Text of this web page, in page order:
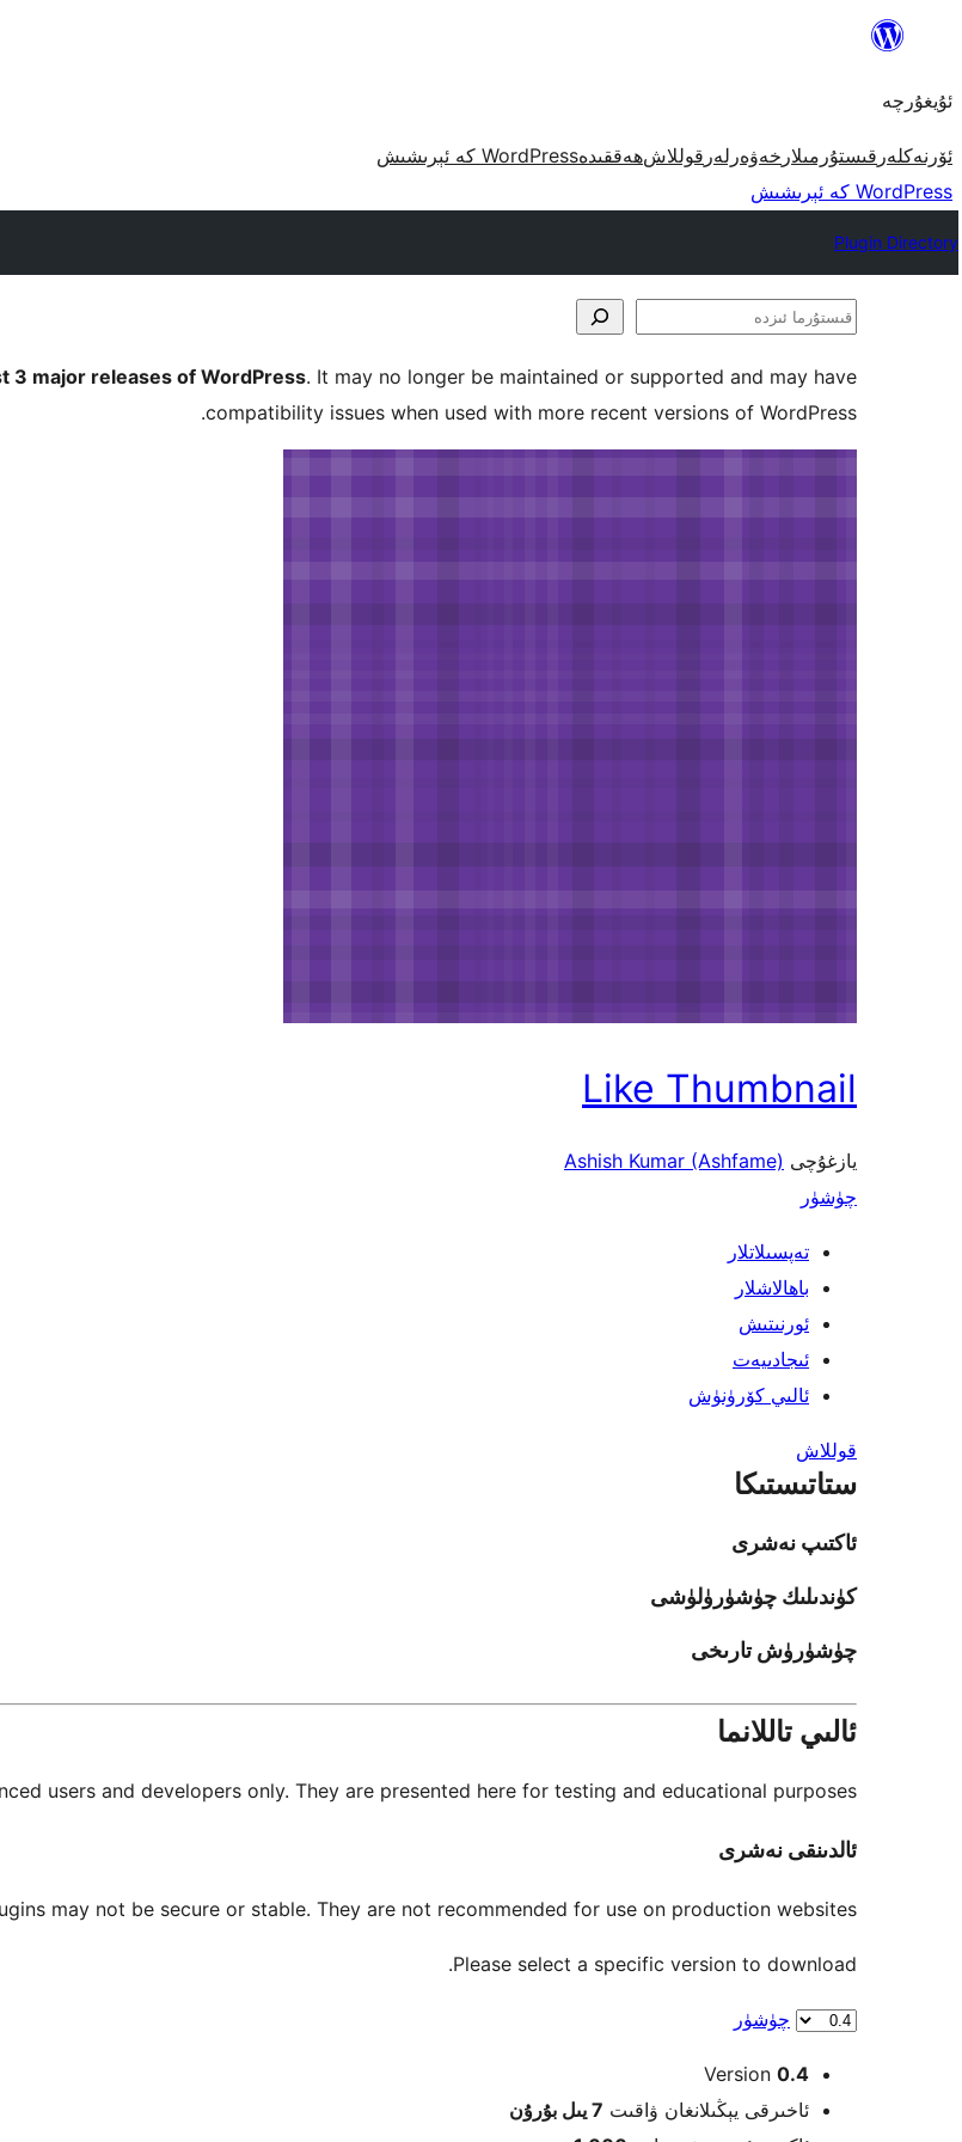
مەزمۇنغا
ئۇيغۇرچە
ئۆرنەكلەر قىستۇرمىلار خەۋەرلەر قوللاشھەققىدەWordPress كە ئېرىشىش
WordPress كە ئېرىشىش
Plugin Directory
قىستۇرما
3 major releases of WordPress. It may no longer be maintained or supported and may have
compatibility issues when used with more recent versions of WordPress.
Like Thumbnail
يازغۇچى Ashish Kumar (Ashfame)
چۈشۈر
تەپسىلاتلار
باھالاشلار
ئورنىتىش
ئىجادىيەت
ئالىي كۆرۈنۈش
قوللاش
ستاتىستىكا
ئاكتىپ نەشرى
كۈندىلىك چۈشۈرۈلۈشى
چۈشۈرۈش تارىخى
ئالىي تاللانما
users and developers only. They are presented here for testing and educational purposes.
ئالدىنقى نەشرى
may not be secure or stable. They are not recommended for use on production websites.
Please select a specific version to download.
چۈشۈر
Meta
Version 0.4
ئاخىرقى يېڭىلانغان ۋاقىت 7 يىل
بۇرۇن